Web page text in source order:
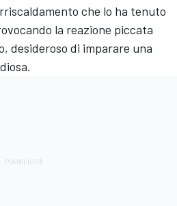
che lo ha tenuto
la reazione piccata
desideroso di imparare una